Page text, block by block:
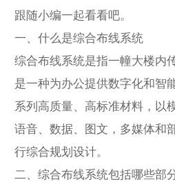
跟随小编一起看看吧。
一、什么是综合布线系统
综合布线系统是指一幢大楼内
是一种为办公提供数字化和智
系列高质量、高标准材料，以
语音、数据、图文，多媒体和
行综合规划设计。
二、综合布线系统包括哪些部